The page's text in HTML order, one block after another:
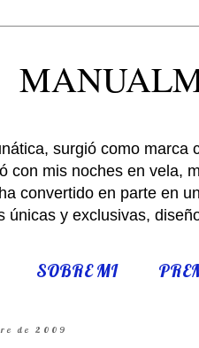
surgió como
con mis noches en vela,
convertido en parte en
únicas y exclusivas,
SOBRE MI
de 2009